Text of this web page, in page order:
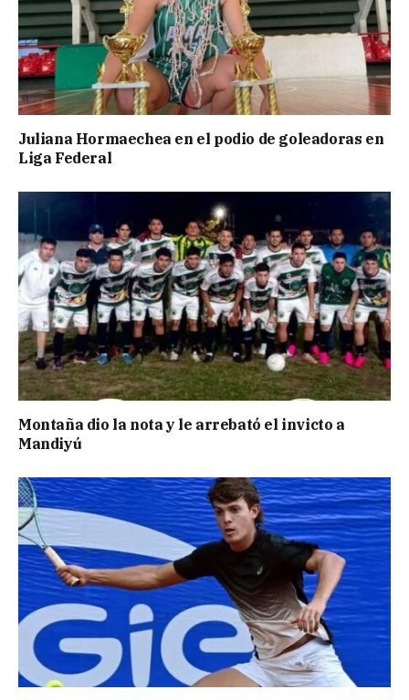
Juliana Hormaechea en el podio de goleadoras en
Liga Federal
Montaña dio la nota y le arrebató el invicto a
Mandiyú